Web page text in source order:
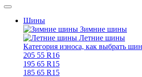
Шины
Зимние шины
Летние шины
Категория износа, как выбрать
205 55 R16
195 65 R15
185 65 R15